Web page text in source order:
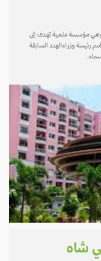
مؤسسة علمية تهدف إلى
وزراءالهند السابقة
شاه